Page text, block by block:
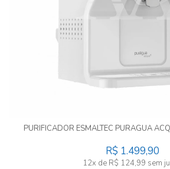
PURIFICADOR ESMALTEC PURAGUA
R$ 1.499,90
12x de R$ 124,99 sem